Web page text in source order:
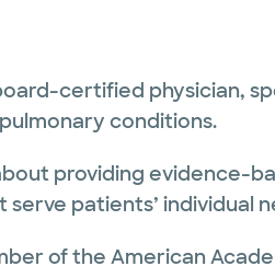
certified physician,
conditions.
providing evidence-
patients’ individual
of the American